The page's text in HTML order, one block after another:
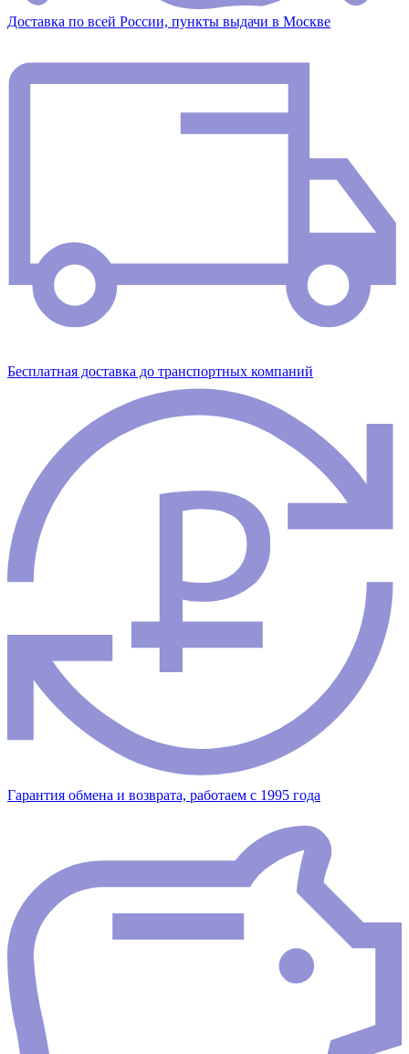
Доставка по всей России, пункты выдачи в Москве
Бесплатная доставка до транспортных компаний
Гарантия обмена и возврата, работаем с 1995 года